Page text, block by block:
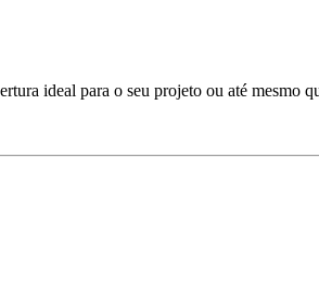
ideal para o seu projeto ou até mesmo